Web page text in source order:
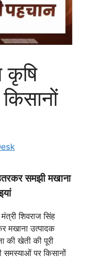
कृषि
समझी मखाना
शिवराज सिंह
मखाना उत्पादक
की खेती की पूरी
समस्याओं पर किसानों